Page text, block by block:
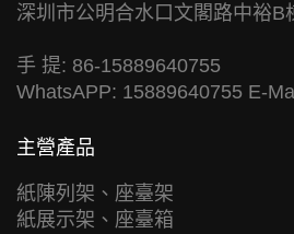
深圳市公明合水口文閣路中裕B
手 提: 86-15889640755
WhatsAPP: 15889640755 E-
主營產品
紙陳列架、座臺架
紙展示架、座臺箱